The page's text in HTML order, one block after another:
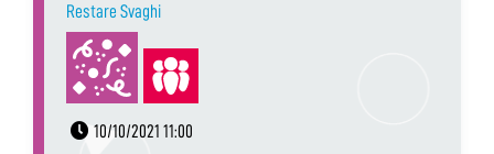
Restare Svaghi
10/10/2021 11:00